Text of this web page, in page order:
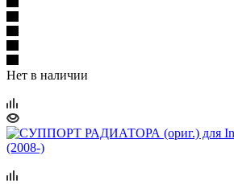
Нет в наличии